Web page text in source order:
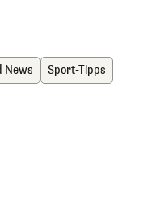
News
Sport-Tipps